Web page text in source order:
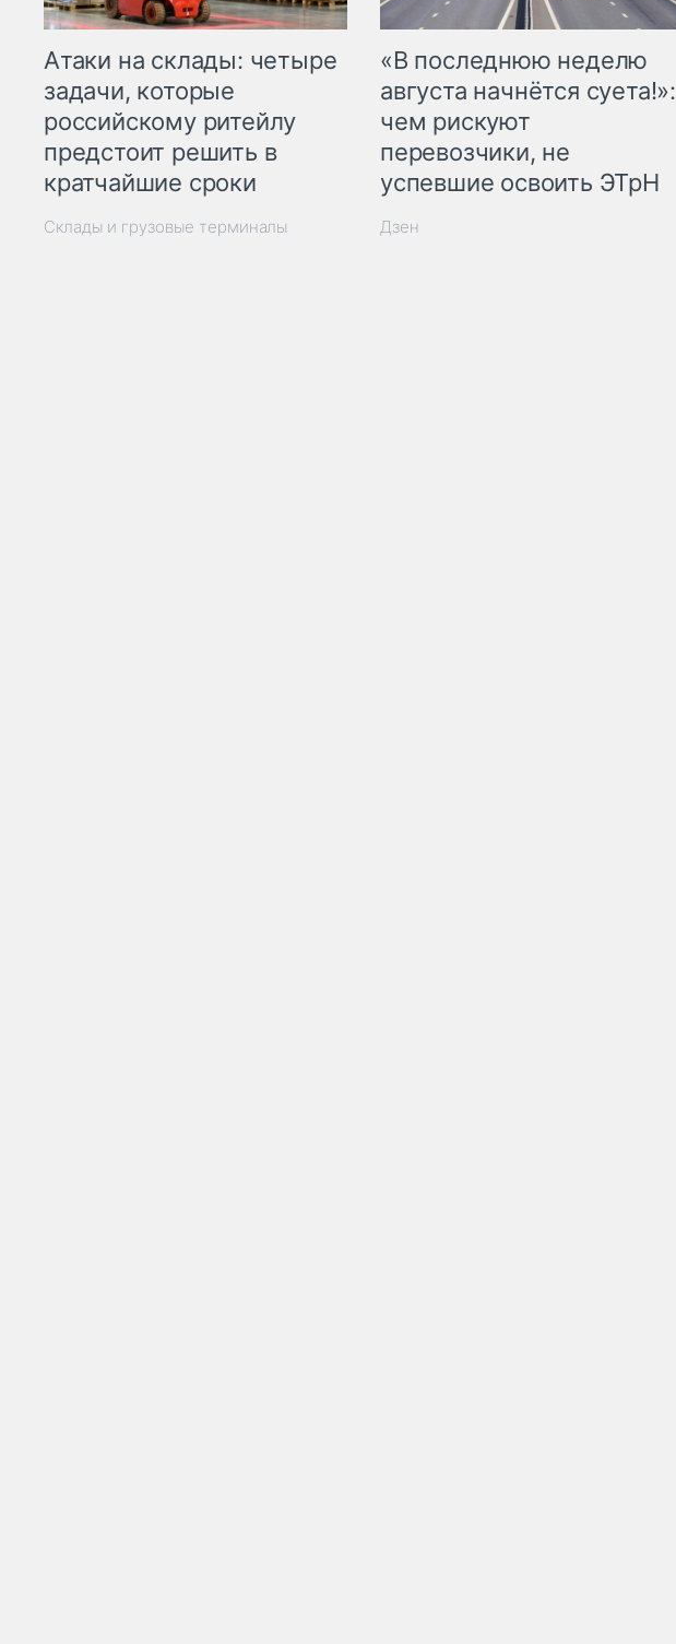
Атаки на склады: четыре
задачи, которые
российскому ритейлу
предстоит решить в
кратчайшие сроки
Склады и грузовые терминалы
«В последнюю неделю
августа начнётся суета!»:
чем рискуют
перевозчики, не
успевшие освоить ЭТрН
Дзен